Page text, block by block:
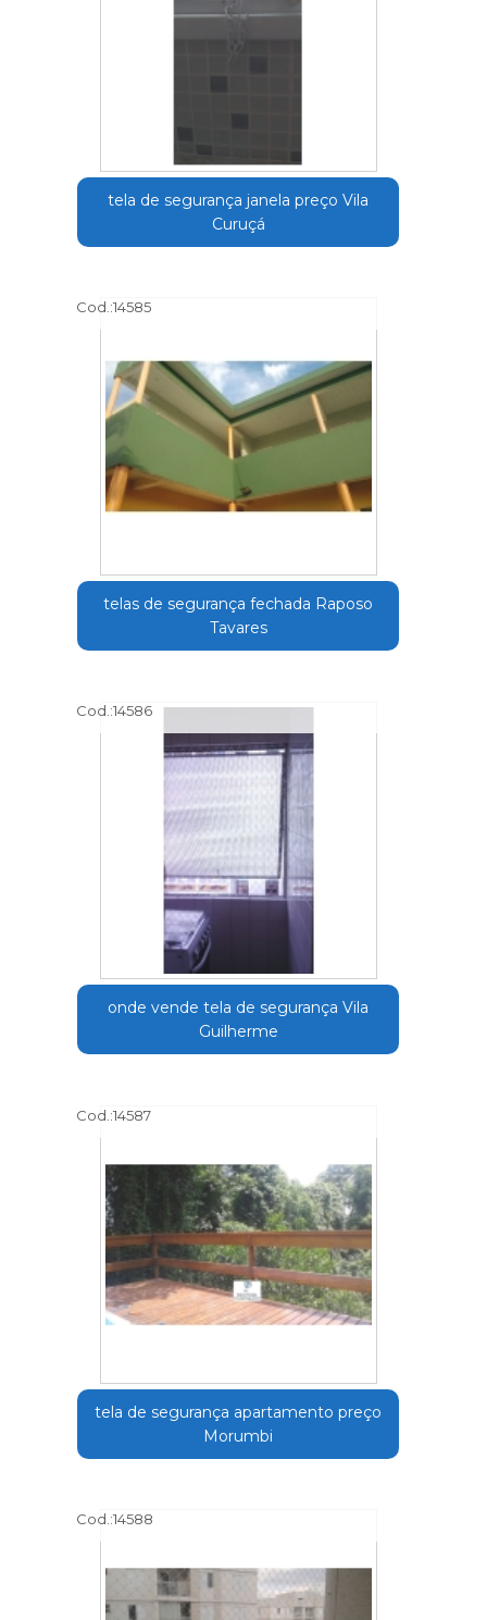
tela de segurança janela preço Vila
Curuçá
Cod.:14585
telas de segurança fechada Raposo
Tavares
Cod.:14586
onde vende tela de segurança Vila
Guilherme
Cod.:14587
tela de segurança apartamento preço
Morumbi
Cod.:14588